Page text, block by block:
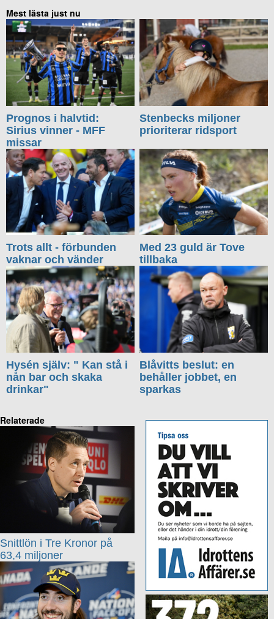
Mest lästa just nu
Prognos i halvtid:
Sirius vinner - MFF
missar
Stenbecks miljoner
prioriterar ridsport
Trots allt - förbunden
vaknar och vänder
Med 23 guld är Tove
tillbaka
Hysén själv: " Kan stå i
nån bar och skaka
drinkar"
Blåvitts beslut: en
behåller jobbet, en
sparkas
Relaterade
Snittlön i Tre Kronor på
63,4 miljoner